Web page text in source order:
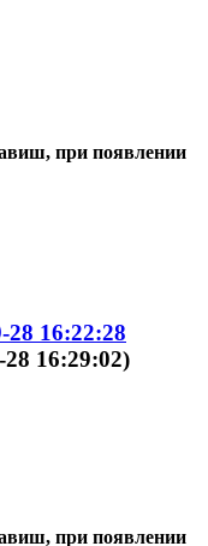
при появлении
28 16:22:28
28 16:29:02)
при появлении